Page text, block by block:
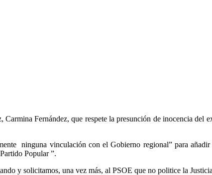
Fernández, que respete la presunción de inocencia del
ninguna vinculación con el Gobierno regional” para
Popular ”.
y solicitamos, una vez más, al PSOE que no politice la